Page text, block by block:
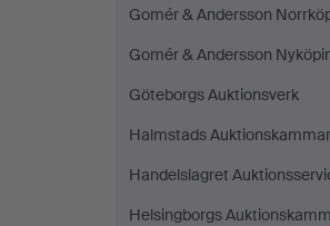
Gomér & Andersson
Gomér & Andersson
Göteborgs Auktionsverk
Halmstads
Handelslagret
Helsingborgs